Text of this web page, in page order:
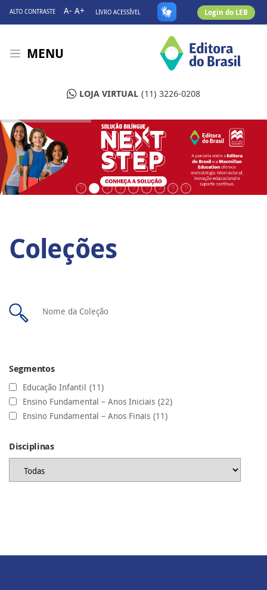
ALTO CONTRASTE A- A+ LIVRO ACESSÍVEL Login do LEB
MENU
LOJA VIRTUAL (11) 3226-0208
Coleções
Segmentos
Educação Infantil (11)
Ensino Fundamental – Anos Iniciais (22)
Ensino Fundamental – Anos Finais (11)
Disciplinas